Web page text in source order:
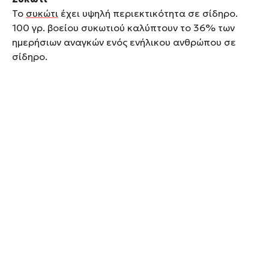
Το συκώτι έχει υψηλή περιεκτικότητα σε σίδηρο.
100 γρ. βοείου συκωτιού καλύπτουν το 36% των
ημερήσιων αναγκών ενός ενήλικου ανθρώπου σε
σίδηρο.